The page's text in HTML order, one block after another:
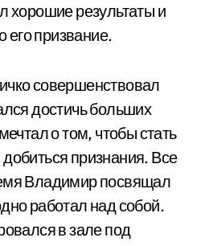
хорошие результаты и
его призвание.
совершенствовал
достичь больших
о том, чтобы стать
признания. Все
Владимир посвящал
работал над собой.
в зале под